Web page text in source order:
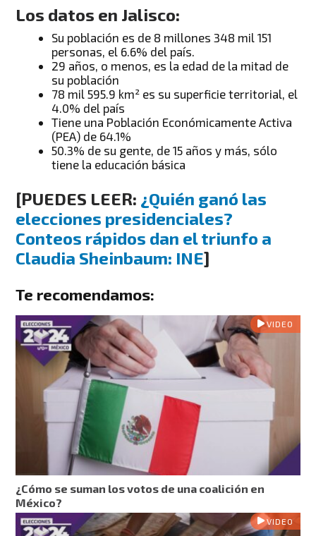
Los datos en Jalisco:
Su población es de 8 millones 348 mil 151
personas, el 6.6% del país.
29 años, o menos, es la edad de la mitad de
su población
78 mil 595.9 km² es su superficie territorial, el
4.0% del país
Tiene una Población Económicamente Activa
(PEA) de 64.1%
50.3% de su gente, de 15 años y más, sólo
tiene la educación básica
[PUEDES LEER: ¿Quién ganó las
elecciones presidenciales?
Conteos rápidos dan el triunfo a
Claudia Sheinbaum: INE]
Te recomendamos:
VIDEO
¿Cómo se suman los votos de una coalición en
México?
VIDEO